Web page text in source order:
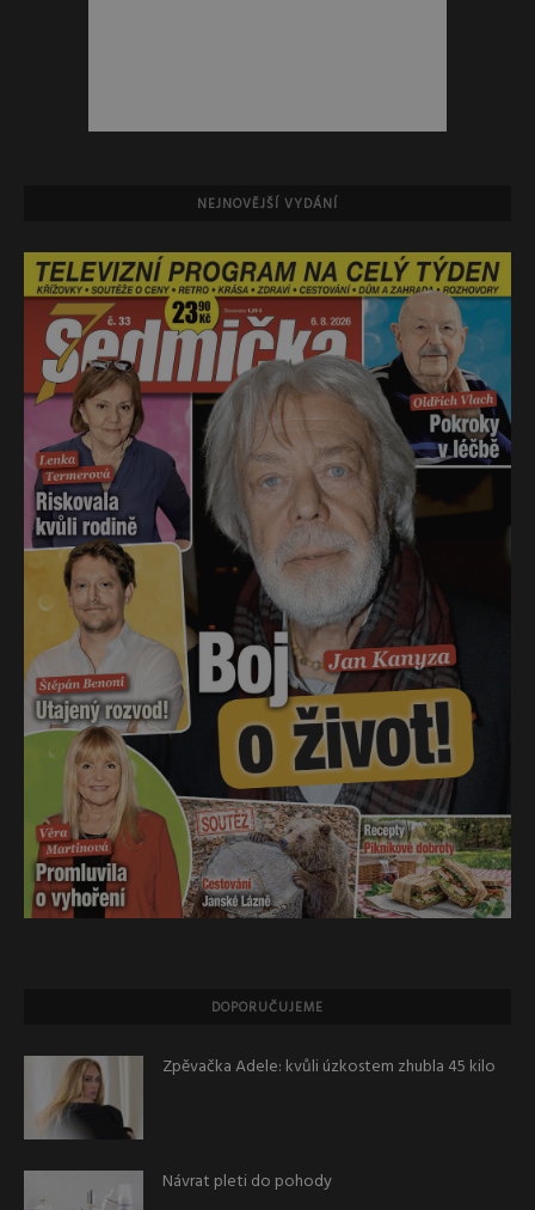
NEJNOVĚJŠÍ VYDÁNÍ
DOPORUČUJEME
Zpěvačka Adele: kvůli úzkostem zhubla 45 kilo
Návrat pleti do pohody